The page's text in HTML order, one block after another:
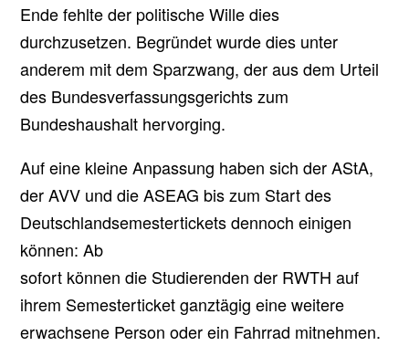
Ende fehlte der politische Wille dies
durchzusetzen. Begründet wurde dies unter
anderem mit dem Sparzwang, der aus dem Urteil
des Bundesverfassungsgerichts zum
Bundeshaushalt hervorging.
Auf eine kleine Anpassung haben sich der AStA,
der AVV und die ASEAG bis zum Start des
Deutschlandsemestertickets dennoch einigen
können: Ab
sofort können die Studierenden der RWTH auf
ihrem Semesterticket ganztägig eine weitere
erwachsene Person oder ein Fahrrad mitnehmen.